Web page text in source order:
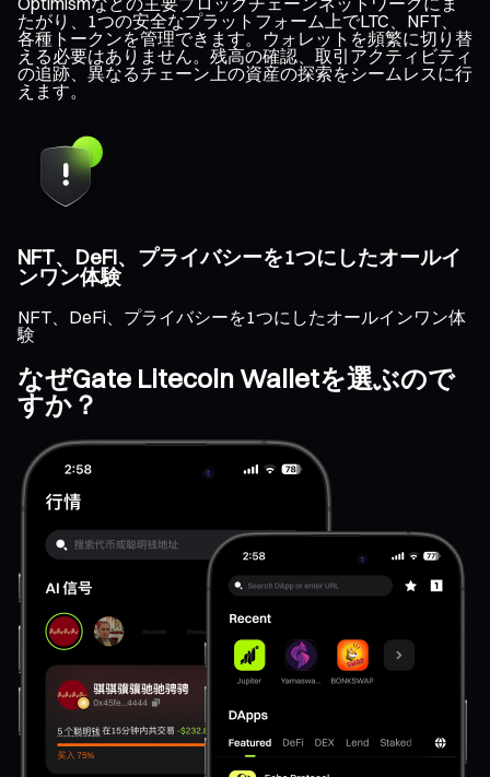
たがり、1つの安全なプラットフォーム上でLTC、NFT、
各種トークンを管理できます。ウォレットを頻繁に切り替
える必要はありません。残高の確認、取引アクティビティ
の追跡、異なるチェーン上の資産の探索をシームレスに行
えます。
NFT、DeFi、プライバシーを1つにしたオールイ
ンワン体験
NFT、DeFi、プライバシーを1つにしたオールインワン体
験
なぜGate Litecoin Walletを選ぶので
すか？